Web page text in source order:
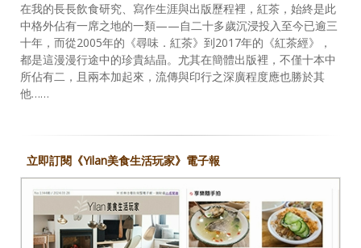
在我的長長飲食研究、寫作生涯與出版歷程裡，紅茶，始終是此
中格外佔有一席之地的一類——自二十多歲沉浸投入至今已逾三
十年，而從2005年的《尋味．紅茶》到2017年的《紅茶經》，
都是這漫漫行途中的珍貴結晶。尤其在簡體出版裡，不僅十本中
所佔有二，且兩本加起來，流傳與印行之深廣程度應也勝於其
他……
立即訂閱《Yilan美食生活玩家》電子報